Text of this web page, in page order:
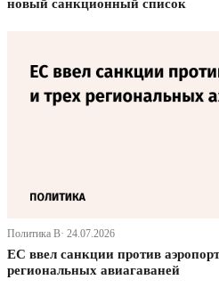
новый санкционный список
Политика В· 24.07.2026
ЕС ввел санкции против
региональных авиагаваней